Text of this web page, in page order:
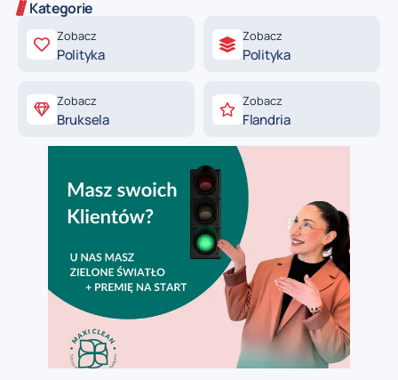
Kategorie
Zobacz
Polityka
Zobacz
Polityka
Zobacz
Bruksela
Zobacz
Flandria